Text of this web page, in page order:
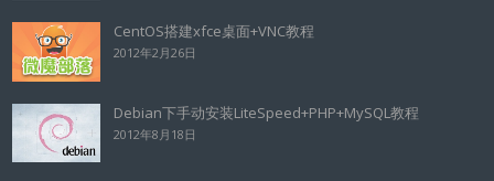
CentOS搭建xfce桌面+VNC教程
2012年2月26日
Debian下手动安装LiteSpeed+PHP+MySQL教程
2012年8月18日